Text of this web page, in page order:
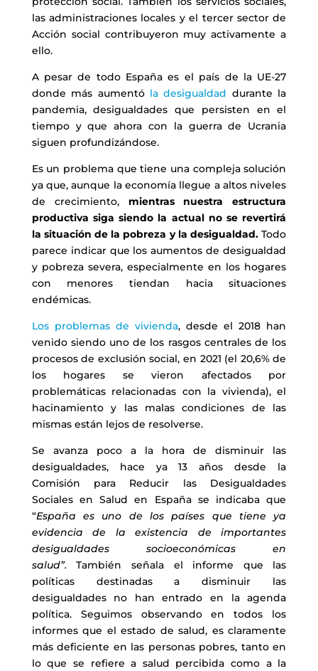
las administraciones locales y el tercer sector de
Acción social contribuyeron muy activamente a
ello.
A pesar de todo España es el país de la UE-27
donde más aumentó la desigualdad durante la
pandemia, desigualdades que persisten en el
tiempo y que ahora con la guerra de Ucrania
siguen profundizándose.
Es un problema que tiene una compleja solución
ya que, aunque la economía llegue a altos niveles
de crecimiento, mientras nuestra estructura
productiva siga siendo la actual no se revertirá
la situación de la pobreza y la desigualdad. Todo
parece indicar que los aumentos de desigualdad
y pobreza severa, especialmente en los hogares
con menores tiendan hacia situaciones
endémicas.
Los problemas de vivienda, desde el 2018 han
venido siendo uno de los rasgos centrales de los
procesos de exclusión social, en 2021 (el 20,6% de
los hogares se vieron afectados por
problemáticas relacionadas con la vivienda), el
hacinamiento y las malas condiciones de las
mismas están lejos de resolverse.
Se avanza poco a la hora de disminuir las
desigualdades, hace ya 13 años desde la
Comisión para Reducir las Desigualdades
Sociales en Salud en España se indicaba que
“España es uno de los países que tiene ya
evidencia de la existencia de importantes
desigualdades socioeconómicas en
salud”.También señala el informe que las
políticas destinadas a disminuir las
desigualdades no han entrado en la agenda
política. Seguimos observando en todos los
informes que el estado de salud, es claramente
más deficiente en las personas pobres, tanto en
lo que se refiere a salud percibida como a la